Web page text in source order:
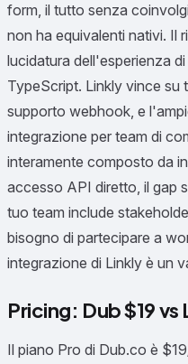
form, il tutto senza
non ha equivalenti nativi. Il
lucidatura dell'esperienza
TypeScript. Linkly vince su
supporto webhook, e
integrazione per team di
interamente composto da
accesso API diretto, il gap
tuo team include
bisogno di partecipare a
integrazione di Linkly è un
Pricing: Dub $19 vs
Il piano Pro di Dub.co è